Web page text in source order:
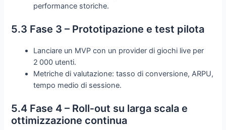
performance storiche.
5.3 Fase 3 – Prototipazione e test pilota
Lanciare un MVP con un provider di giochi live per
2 000 utenti.
Metriche di valutazione: tasso di conversione, ARPU,
tempo medio di sessione.
5.4 Fase 4 – Roll‑out su larga scala e
ottimizzazione continua